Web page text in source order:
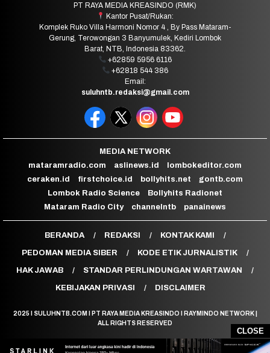
CLOSE
PT RAYA MEDIA KREASINDO (RMK)
Kantor Pusat/Rukan:
Komplek Ruko Villa Harmoni Nomor 4 , By Pass Mataram-
Gerung, Terowongan 3 Banyumulek, Kediri Lombok
Barat, NTB, Indonesia 83362.
+62859 5956 6116
+62818 544 386
Email:
suluhntb.redaksi@gmail.com
MEDIA NETWORK
mataramradio.com
aslinews.id
lombokeditor.com
ceraken.id
firstchoice.id bollyhits.net
gontb.com
Lombok Radio Science
Bollyhits Radionet
Mataram Radio City
channelntb panainews
BERANDA REDAKSI KONTAK KAMI
PEDOMAN MEDIA SIBER KODE ETIK JURNALISTIK
HAK JAWAB STANDAR PERLINDUNGAN WARTAWAN
KEBIJAKAN PRIVASI DISCLAIMER
2025 I SULUHNTB.COM I PT RAYA MEDIA KREASINDO I RAYMINDO NETWORK |
ALL RIGHTS RESERVED